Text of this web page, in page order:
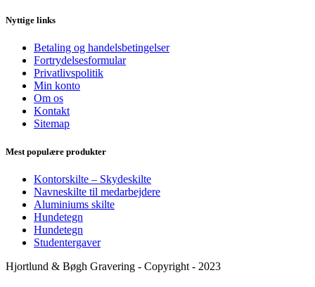
Nyttige links
Betaling og handelsbetingelser
Fortrydelsesformular
Privatlivspolitik
Min konto
Om os
Kontakt
Sitemap
Mest populære produkter
Kontorskilte – Skydeskilte
Navneskilte til medarbejdere
Aluminiums skilte
Hundetegn
Hundetegn
Studentergaver
Hjortlund & Bøgh Gravering - Copyright - 2023